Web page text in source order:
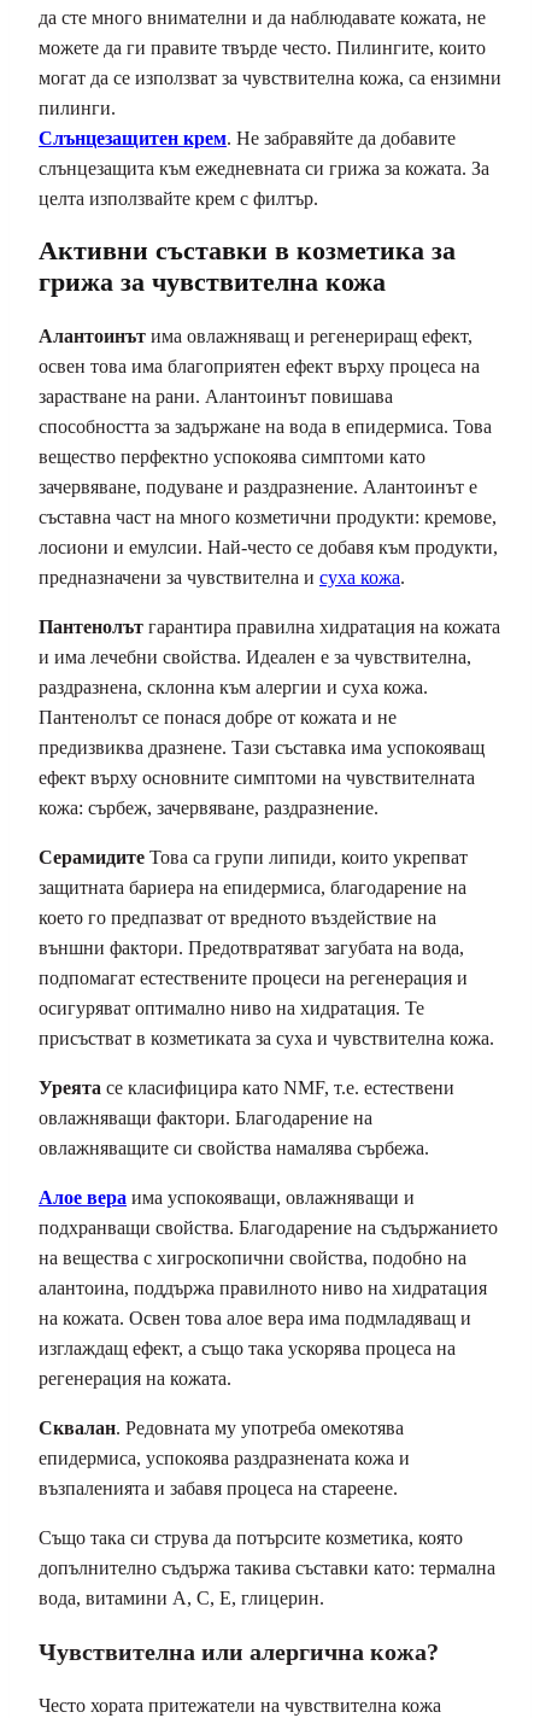
да сте много внимателни и да наблюдавате кожата, не
можете да ги правите твърде често. Пилингите, които
могат да се използват за чувствителна кожа, са ензимни
пилинги.
Слънцезащитен крем. Не забравяйте да добавите
слънцезащита към ежедневната си грижа за кожата. За
целта използвайте крем с филтър.
Активни съставки в козметика за
грижа за чувствителна кожа
Алантоинът има овлажняващ и регенериращ ефект,
освен това има благоприятен ефект върху процеса на
зарастване на рани. Алантоинът повишава
способността за задържане на вода в епидермиса. Това
вещество перфектно успокоява симптоми като
зачервяване, подуване и раздразнение. Алантоинът е
съставна част на много козметични продукти: кремове,
лосиони и емулсии. Най-често се добавя към продукти,
предназначени за чувствителна и суха кожа.
Пантенолът гарантира правилна хидратация на кожата
и има лечебни свойства. Идеален е за чувствителна,
раздразнена, склонна към алергии и суха кожа.
Пантенолът се понася добре от кожата и не
предизвиква дразнене. Тази съставка има успокояващ
ефект върху основните симптоми на чувствителната
кожа: сърбеж, зачервяване, раздразнение.
Серамидите Това са групи липиди, които укрепват
защитната бариера на епидермиса, благодарение на
което го предпазват от вредното въздействие на
външни фактори. Предотвратяват загубата на вода,
подпомагат естествените процеси на регенерация и
осигуряват оптимално ниво на хидратация. Те
присъстват в козметиката за суха и чувствителна кожа.
Уреята се класифицира като NMF, т.е. естествени
овлажняващи фактори. Благодарение на
овлажняващите си свойства намалява сърбежа.
Алое вера има успокояващи, овлажняващи и
подхранващи свойства. Благодарение на съдържанието
на вещества с хигроскопични свойства, подобно на
алантоина, поддържа правилното ниво на хидратация
на кожата. Освен това алое вера има подмладяващ и
изглаждащ ефект, а също така ускорява процеса на
регенерация на кожата.
Сквалан. Редовната му употреба омекотява
епидермиса, успокоява раздразнената кожа и
възпаленията и забавя процеса на стареене.
Също така си струва да потърсите козметика, която
допълнително съдържа такива съставки като: термална
вода, витамини А, С, Е, глицерин.
Чувствителна или алергична кожа?
Често хората притежатели на чувствителна кожа